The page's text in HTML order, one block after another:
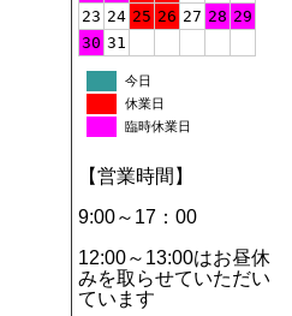
23 24 25 26 27 28 29
30 31
今日
休業日
臨時休業日
【営業時間】
9:00～17：00
12:00～13:00はお昼休
みを取らせていただい
ています